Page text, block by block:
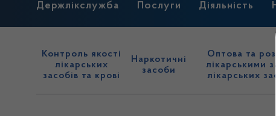
Держлікслужба Послуги Діяльність
Контроль якості
лікарських
засобів та крові
Наркотичні
засоби
Оптова та
лікарськими
лікарських